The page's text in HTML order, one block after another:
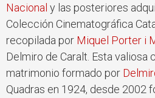
Nacional y las posteriores
Colección Cinematográfica
recopilada por Miquel Porter i
Delmiro de Caralt. Esta
matrimonio formado por
Quadras en 1924, desde 2002